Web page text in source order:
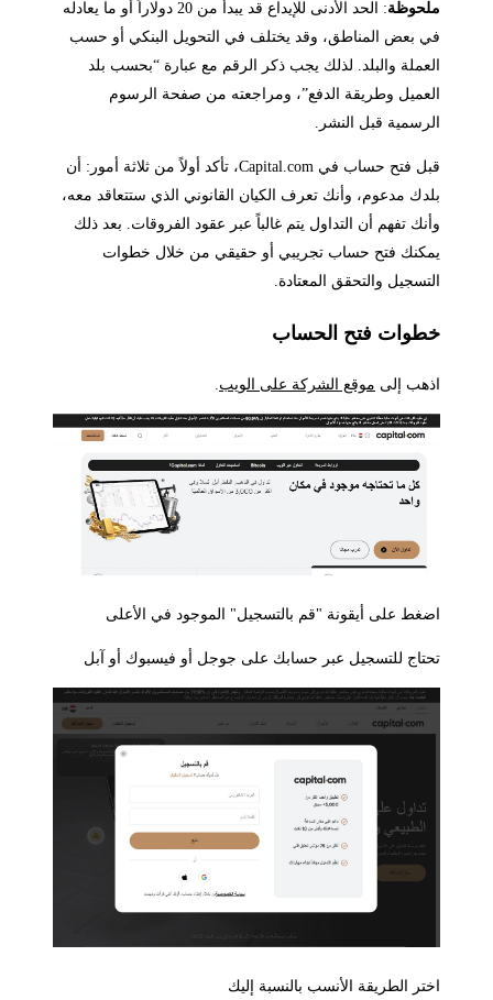
ملحوظة
: الحد الأدنى للإيداع قد يبدأ من 20 دولاراً أو ما يعادله
في بعض المناطق، وقد يختلف في التحويل البنكي أو حسب
العملة والبلد. لذلك يجب ذكر الرقم مع عبارة “بحسب بلد
العميل وطريقة الدفع”، ومراجعته من صفحة الرسوم
الرسمية قبل النشر.
قبل فتح حساب في Capital.com، تأكد أولاً من ثلاثة أمور: أن
بلدك مدعوم، وأنك تعرف الكيان القانوني الذي ستتعاقد معه،
وأنك تفهم أن التداول يتم غالباً عبر عقود الفروقات. بعد ذلك
يمكنك فتح حساب تجريبي أو حقيقي من خلال خطوات
التسجيل والتحقق المعتادة.
خطوات فتح الحساب
اذهب إلى موقع الشركة على الويب.
اضغط على أيقونة "قم بالتسجيل" الموجود في الأعلى
تحتاج للتسجيل عبر حسابك على جوجل أو فيسبوك أو آبل
اختر الطريقة الأنسب بالنسبة إليك